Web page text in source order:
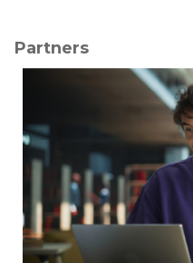
Partners